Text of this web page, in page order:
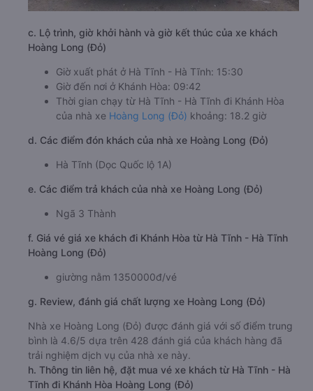
c. Lộ trình, giờ khởi hành và giờ kết thúc của xe khách
Hoàng Long (Đỏ)
Giờ xuất phát ở Hà Tĩnh - Hà Tĩnh: 15:30
Giờ đến nơi ở Khánh Hòa: 09:42
Thời gian chạy từ Hà Tĩnh - Hà Tĩnh đi Khánh Hòa
của nhà xe Hoàng Long (Đỏ) khoảng: 18.2 giờ
d. Các điểm đón khách của nhà xe Hoàng Long (Đỏ)
Hà Tĩnh (Dọc Quốc lộ 1A)
e. Các điểm trả khách của nhà xe Hoàng Long (Đỏ)
Ngã 3 Thành
f. Giá vé giá xe khách đi Khánh Hòa từ Hà Tĩnh - Hà Tĩnh
Hoàng Long (Đỏ)
giường nằm 1350000đ/vé
g. Review, đánh giá chất lượng xe Hoàng Long (Đỏ)
Nhà xe Hoàng Long (Đỏ) được đánh giá với số điểm trung
bình là 4.6/5 dựa trên 428 đánh giá của khách hàng đã
trải nghiệm dịch vụ của nhà xe này.
h. Thông tin liên hệ, đặt mua vé xe khách từ Hà Tĩnh - Hà
Tĩnh đi Khánh Hòa Hoàng Long (Đỏ)